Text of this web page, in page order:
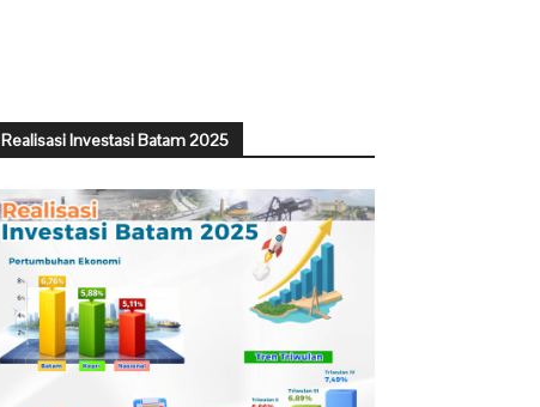
Realisasi Investasi Batam 2025